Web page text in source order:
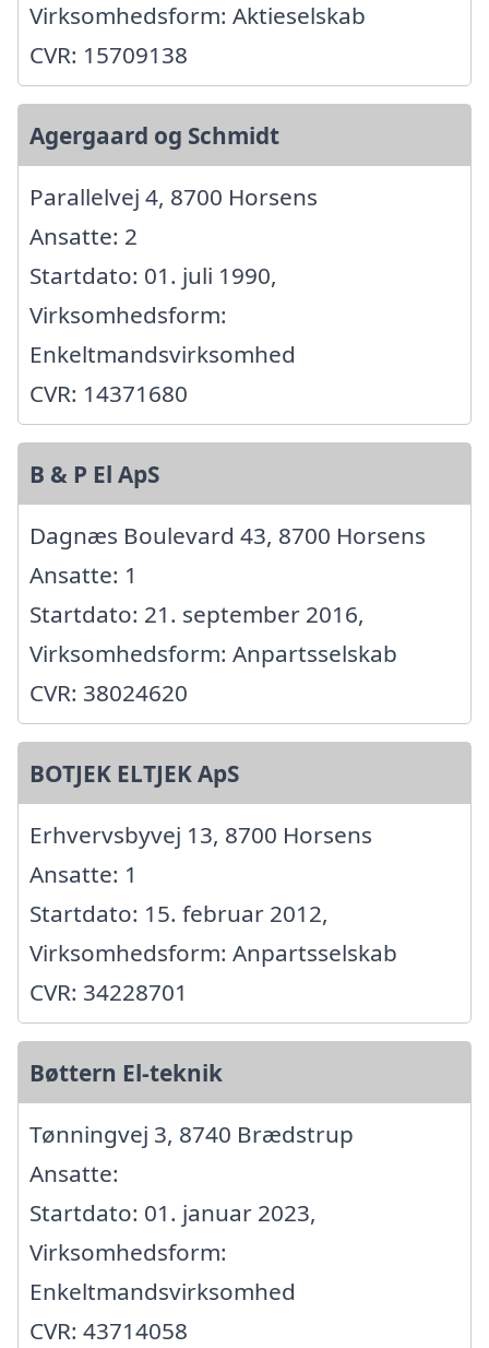
Virksomhedsform: Aktieselskab
CVR: 15709138
Agergaard og Schmidt
Parallelvej 4, 8700 Horsens
Ansatte: 2
Startdato: 01. juli 1990,
Virksomhedsform:
Enkeltmandsvirksomhed
CVR: 14371680
B & P El ApS
Dagnæs Boulevard 43, 8700 Horsens
Ansatte: 1
Startdato: 21. september 2016,
Virksomhedsform: Anpartsselskab
CVR: 38024620
BOTJEK ELTJEK ApS
Erhvervsbyvej 13, 8700 Horsens
Ansatte: 1
Startdato: 15. februar 2012,
Virksomhedsform: Anpartsselskab
CVR: 34228701
Bøttern El-teknik
Tønningvej 3, 8740 Brædstrup
Ansatte:
Startdato: 01. januar 2023,
Virksomhedsform:
Enkeltmandsvirksomhed
CVR: 43714058